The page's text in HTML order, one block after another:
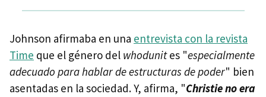
Johnson afirmaba en una entrevista con la revista
Time que el género del whodunites "especialmente
adecuado para hablar de estructuras de poder" bien
asentadas en la sociedad. Y, afirma, "Christie no era